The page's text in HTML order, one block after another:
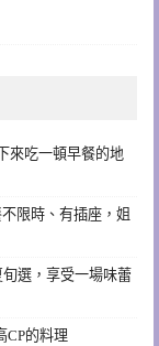
來吃一頓早餐的地
限時、有插座，姐
選，享受一場味蕾
CP的料理